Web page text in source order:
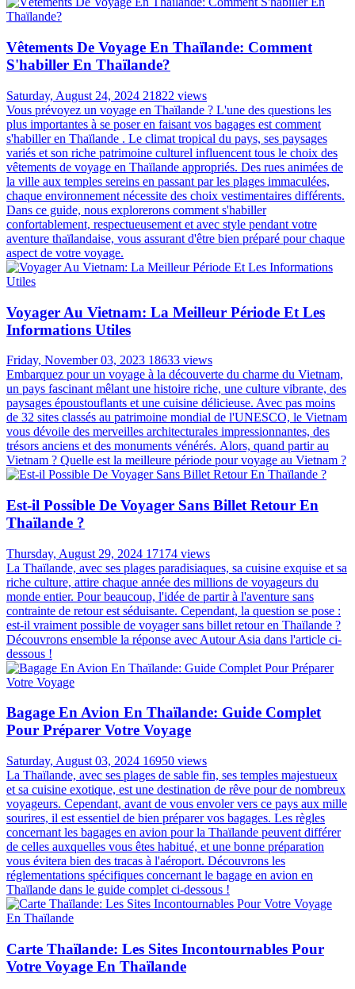
Vêtements De Voyage En Thaïlande: Comment
S'habiller En Thaïlande?
Saturday, August 24, 2024 21822 views
Vous prévoyez un voyage en Thaïlande ? L'une des questions les
plus importantes à se poser en faisant vos bagages est comment
s'habiller en Thaïlande . Le climat tropical du pays, ses paysages
variés et son riche patrimoine culturel influencent tous le choix des
vêtements de voyage en Thaïlande appropriés. Des rues animées de
la ville aux temples sereins en passant par les plages immaculées,
chaque environnement nécessite des choix vestimentaires différents.
Dans ce guide, nous explorerons comment s'habiller
confortablement, respectueusement et avec style pendant votre
aventure thaïlandaise, vous assurant d'être bien préparé pour chaque
aspect de votre voyage.
Voyager Au Vietnam: La Meilleur Période Et Les
Informations Utiles
Friday, November 03, 2023 18633 views
Embarquez pour un voyage à la découverte du charme du Vietnam,
un pays fascinant mêlant une histoire riche, une culture vibrante, des
paysages époustouflants et une cuisine délicieuse. Avec pas moins
de 32 sites classés au patrimoine mondial de l'UNESCO, le Vietnam
vous dévoile des merveilles architecturales impressionnantes, des
trésors anciens et des monuments vénérés. Alors, quand partir au
Vietnam ? Quelle est la meilleure période pour voyage au Vietnam ?
Est-il Possible De Voyager Sans Billet Retour En
Thaïlande ?
Thursday, August 29, 2024 17174 views
La Thaïlande, avec ses plages paradisiaques, sa cuisine exquise et sa
riche culture, attire chaque année des millions de voyageurs du
monde entier. Pour beaucoup, l'idée de partir à l'aventure sans
contrainte de retour est séduisante. Cependant, la question se pose :
est-il vraiment possible de voyager sans billet retour en Thaïlande ?
Découvrons ensemble la réponse avec Autour Asia dans l'article ci-
dessous !
Bagage En Avion En Thaïlande: Guide Complet
Pour Préparer Votre Voyage
Saturday, August 03, 2024 16950 views
La Thaïlande, avec ses plages de sable fin, ses temples majestueux
et sa cuisine exotique, est une destination de rêve pour de nombreux
voyageurs. Cependant, avant de vous envoler vers ce pays aux mille
sourires, il est essentiel de bien préparer vos bagages. Les règles
concernant les bagages en avion pour la Thaïlande peuvent différer
de celles auxquelles vous êtes habitué, et une bonne préparation
vous évitera bien des tracas à l'aéroport. Découvrons les
réglementations spécifiques concernant le bagage en avion en
Thaïlande dans le guide complet ci-dessous !
Carte Thaïlande: Les Sites Incontournables Pour
Votre Voyage En Thaïlande